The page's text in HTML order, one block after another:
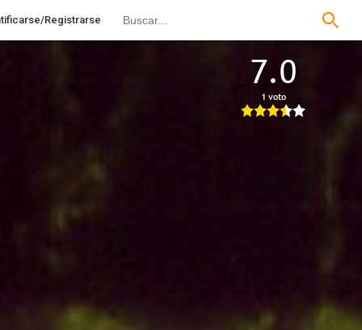
Registrarse
7.0
1 voto